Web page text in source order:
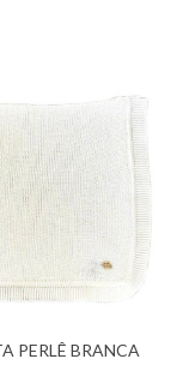
PERLÊ BRANCA